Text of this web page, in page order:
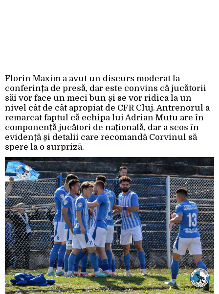
Florin Maxim a avut un discurs moderat la
conferința de presă, dar este convins că jucătorii
săi vor face un meci bun și se vor ridica la un
nivel cât de cât apropiat de CFR Cluj. Antrenorul a
remarcat faptul că echipa lui Adrian Mutu are în
componență jucători de națională, dar a scos în
evidență și detalii care recomandă Corvinul să
spere la o surpriză.